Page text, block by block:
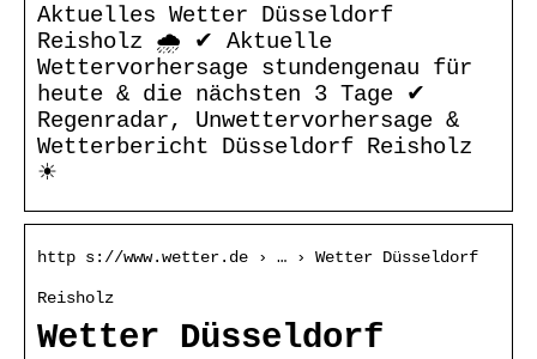
Aktuelles Wetter Düsseldorf
Reisholz 🌧️ ✔ Aktuelle
Wettervorhersage stundengenau für
heute & die nächsten 3 Tage ✔
Regenradar, Unwettervorhersage &
Wetterbericht Düsseldorf Reisholz
☀
http s://www.wetter.de › … › Wetter Düsseldorf
Reisholz
Wetter Düsseldorf